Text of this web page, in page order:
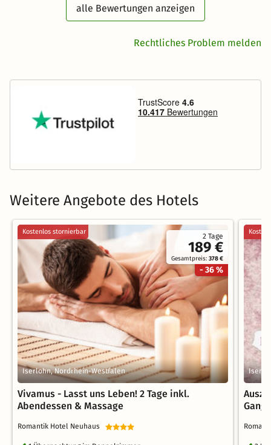
alle Bewertungen anzeigen
Rechtliches Problem melden
Weitere Angebote des Hotels
2 Tage
189 €
Gesamtpreis:378 €
- 36 %
Kostenlos stornierbar
Iserlohn, Nordrhein-Westfalen
Vivamus - Lasst uns Leben! 2 Tage inkl.
Abendessen & Massage
Romantik Hotel Neuhaus